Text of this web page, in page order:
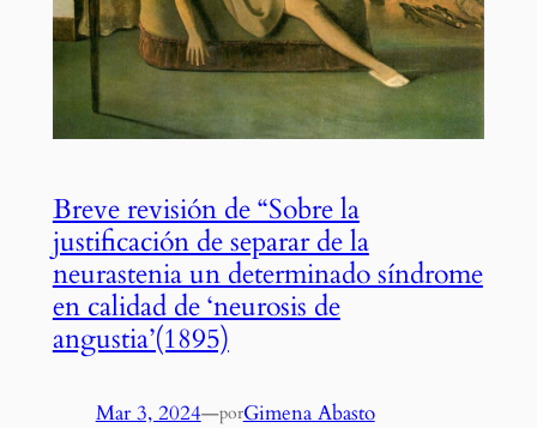
Breve revisión de “Sobre la
justificación de separar de la
neurastenia un determinado síndrome
en calidad de ‘neurosis de
angustia’(1895)
Mar 3, 2024—porGimena Abasto